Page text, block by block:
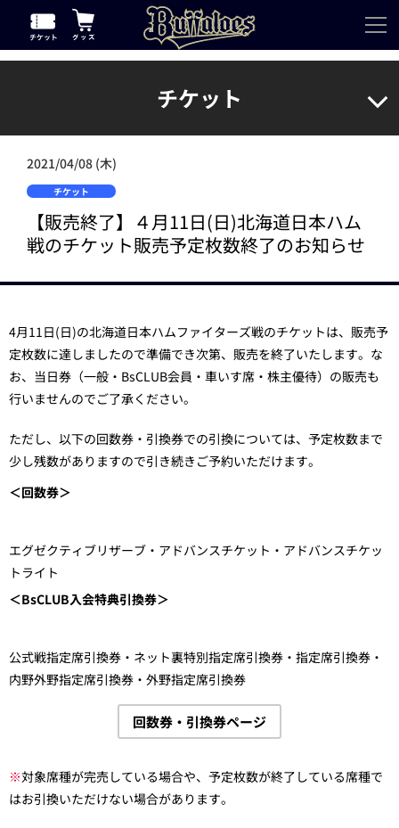
チケット
2021/04/08 (木)
チケット
【販売終了】４月11日(日)北海道日本ハム
戦のチケット販売予定枚数終了のお知らせ
4月11日(日)の北海道日本ハムファイターズ戦のチケットは、販売予
定枚数に達しましたので準備でき次第、販売を終了いたします。な
お、当日券（一般・BsCLUB会員・車いす席・株主優待）の販売も
行いませんのでご了承ください。
ただし、以下の回数券・引換券での引換については、予定枚数まで
少し残数がありますので引き続きご予約いただけます。
＜回数券＞
エグゼクティブリザーブ・アドバンスチケット・アドバンスチケッ
トライト
＜BsCLUB入会特典引換券＞
公式戦指定席引換券・ネット裏特別指定席引換券・指定席引換券・
内野外野指定席引換券・外野指定席引換券
回数券・引換券ページ
※対象席種が完売している場合や、予定枚数が終了している席種で
はお引換いただけない場合があります。